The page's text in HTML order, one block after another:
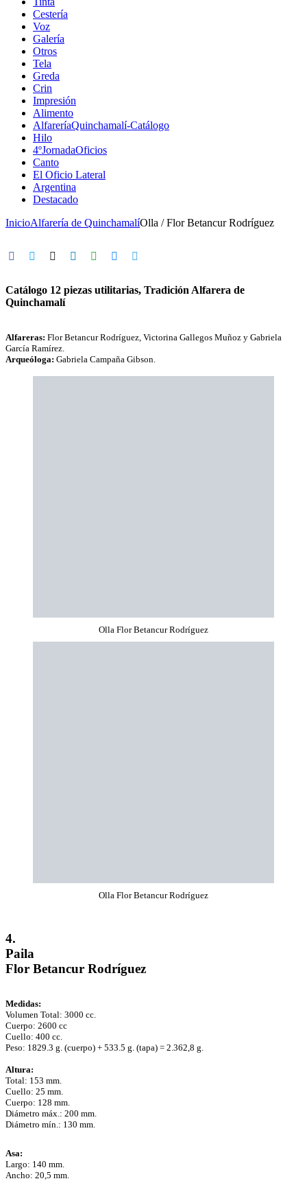
Cestería
Voz
Galería
Otros
Tela
Greda
Crin
Impresión
Alimento
AlfareríaQuinchamalí-Catálogo
Hilo
4ºJornadaOficios
Canto
El Oficio Lateral
Argentina
Destacado
InicioAlfarería de QuinchamalíOlla / Flor Betancur Rodríguez
Catálogo 12 piezas utilitarias, Tradición Alfarera de
Quinchamalí
Alfareras: Flor Betancur Rodríguez, Victorina Gallegos Muñoz y Gabriela
García Ramírez.
Arqueóloga: Gabriela Campaña Gibson.
Olla Flor Betancur Rodríguez
Olla Flor Betancur Rodríguez
4.
Paila
Flor Betancur Rodríguez
Medidas:
Volumen Total: 3000 cc.
Cuerpo: 2600 cc
Cuello: 400 cc.
Peso: 1829.3 g. (cuerpo) + 533.5 g. (tapa) = 2.362,8 g.
Altura:
Total: 153 mm.
Cuello: 25 mm.
Cuerpo: 128 mm.
Diámetro máx.: 200 mm.
Diámetro mín.: 130 mm.
Asa:
Largo: 140 mm.
Ancho: 20,5 mm.